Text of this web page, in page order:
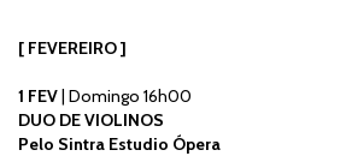
[ FEVEREIRO ]
1 FEV| Domingo 16h00
DUO DE VIOLINOS
Pelo Sintra Estudio Ópera